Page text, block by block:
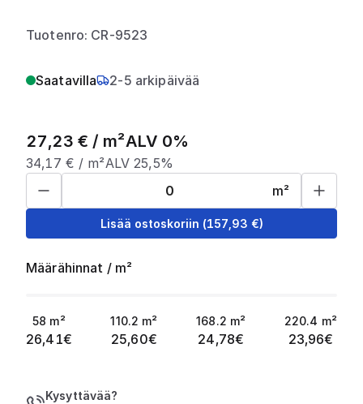
Tuotenro: CR-9523
Saatavilla 2-5 arkipäivää
27,23 € / m²ALV 0%
34,17 € / m²ALV 25,5%
m²
Lisää ostoskoriin (157,93 €)
Määrähinnat / m²
58 m²
26,41€
110.2 m²
25,60€
168.2 m²
24,78€
220.4 m²
23,96€
Kysyttävää?